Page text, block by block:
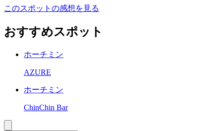
このスポットの感想を見る
おすすめスポット
ホーチミン
AZURE
ホーチミン
ChinChin Bar